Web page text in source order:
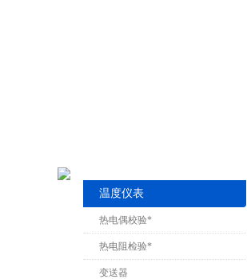
温度仪表
热电偶校验*
热电阻检验*
变送器